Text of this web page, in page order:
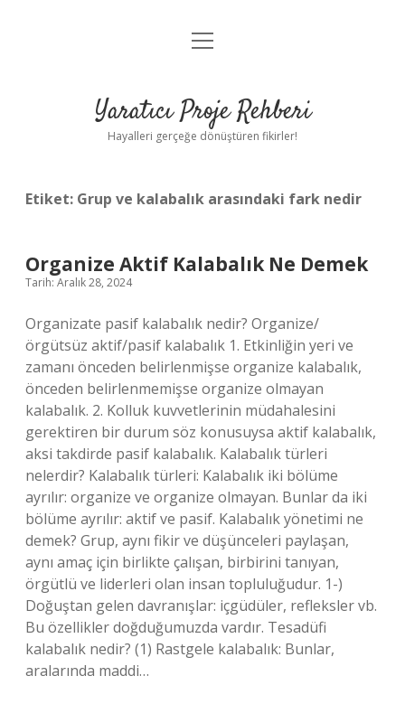
Anasayfa
Yasal Uyarı
menüyü
Yaratıcı Proje Rehberi
Hayalleri gerçeğe dönüştüren fikirler!
Etiket: Grup ve kalabalık arasındaki fark nedir
Organize Aktif Kalabalık Ne Demek
Tarih: Aralık 28, 2024
Organizate pasif kalabalık nedir? Organize/
örgütsüz aktif/pasif kalabalık 1. Etkinliğin yeri ve
zamanı önceden belirlenmişse organize kalabalık,
önceden belirlenmemişse organize olmayan
kalabalık. 2. Kolluk kuvvetlerinin müdahalesini
gerektiren bir durum söz konusuysa aktif kalabalık,
aksi takdirde pasif kalabalık. Kalabalık türleri
nelerdir? Kalabalık türleri: Kalabalık iki bölüme
ayrılır: organize ve organize olmayan. Bunlar da iki
bölüme ayrılır: aktif ve pasif. Kalabalık yönetimi ne
demek? Grup, aynı fikir ve düşünceleri paylaşan,
aynı amaç için birlikte çalışan, birbirini tanıyan,
örgütlü ve liderleri olan insan topluluğudur. 1-)
Doğuştan gelen davranışlar: içgüdüler, refleksler vb.
Bu özellikler doğduğumuzda vardır. Tesadüfi
kalabalık nedir? (1) Rastgele kalabalık: Bunlar,
aralarında maddi…